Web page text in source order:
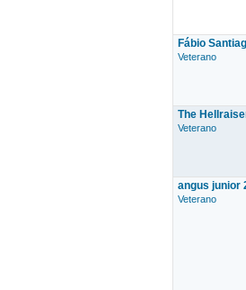
Fábio
Veterano
The
Veterano
angus junior
Veterano